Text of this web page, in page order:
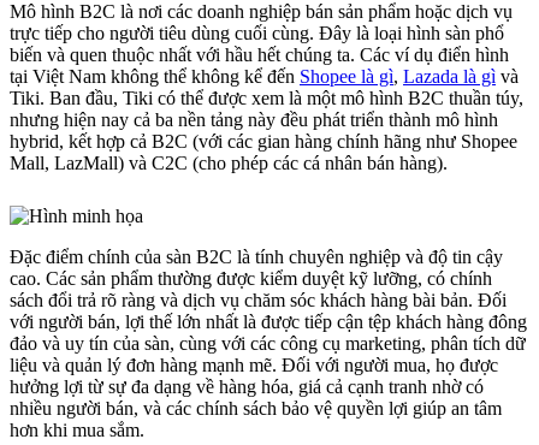
Mô hình B2C là nơi các doanh nghiệp bán sản phẩm hoặc dịch vụ
trực tiếp cho người tiêu dùng cuối cùng. Đây là loại hình sàn phổ
biến và quen thuộc nhất với hầu hết chúng ta. Các ví dụ điển hình
tại Việt Nam không thể không kể đến Shopee là gì, Lazada là gì và
Tiki. Ban đầu, Tiki có thể được xem là một mô hình B2C thuần túy,
nhưng hiện nay cả ba nền tảng này đều phát triển thành mô hình
hybrid, kết hợp cả B2C (với các gian hàng chính hãng như Shopee
Mall, LazMall) và C2C (cho phép các cá nhân bán hàng).
Đặc điểm chính của sàn B2C là tính chuyên nghiệp và độ tin cậy
cao. Các sản phẩm thường được kiểm duyệt kỹ lưỡng, có chính
sách đổi trả rõ ràng và dịch vụ chăm sóc khách hàng bài bản. Đối
với người bán, lợi thế lớn nhất là được tiếp cận tệp khách hàng đông
đảo và uy tín của sàn, cùng với các công cụ marketing, phân tích dữ
liệu và quản lý đơn hàng mạnh mẽ. Đối với người mua, họ được
hưởng lợi từ sự đa dạng về hàng hóa, giá cả cạnh tranh nhờ có
nhiều người bán, và các chính sách bảo vệ quyền lợi giúp an tâm
hơn khi mua sắm.